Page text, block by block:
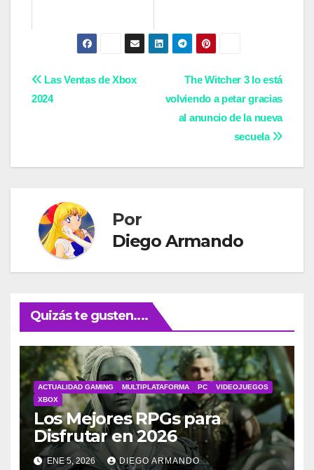
Navegación
The Witcher 3 lo está
volviendo a petar gracias
al anuncio de la nueva
secuela
Las Ventas de Xbox
2024
Por
Diego Armando
Quizás te gusten....
ACTUALIDAD GAMING MULTIPLATAFORMA PC
VIDEOJUEGOS
XBOX
Los Mejores RPGs para
Disfrutar en 2026
ENE 5, 2026 DIEGO ARMANDO